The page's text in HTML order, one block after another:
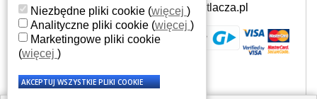
Odpowiedni ekran można dobrać do
konkretnego modelu laptopa, którego
oznaczenie można znaleźć na naklejce
na spodzie laptopa lub pod baterią, bywa
obudowie klawiatury. Jeżeli zepsuty lub
Adresy
Historia zamówień
wyswietlacza.pl
Niezbędne pliki cookie (więcej )
Analityczne pliki cookie (więcej )
Marketingowe pliki cookie
(więcej )